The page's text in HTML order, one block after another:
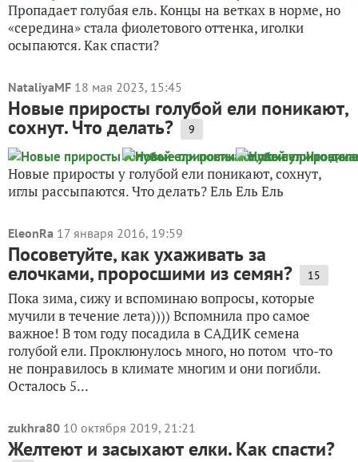
Пропадает голубая ель. Концы на ветках в норме, но
«середина» стала фиолетового оттенка, иголки
осыпаются. Как спасти?
NataliyaMF 18 мая 2023, 15:45
Новые приросты голубой ели поникают,
сохнут. Что делать? 9
Новые приросты у голубой ели поникают, сохнут,
иглы рассыпаются. Что делать? Ель Ель Ель
EleonRa 17 января 2016, 19:59
Посоветуйте, как ухаживать за
елочками, проросшими из семян? 15
Пока зима, сижу и вспоминаю вопросы, которые
мучили в течение лета)))) Вспомнила про самое
важное! В том году посадила в САДИК семена
голубой ели. Проклюнулось много, но потом что-то
не понравилось в климате многим и они погибли.
Осталось 5...
zukhra80 10 октября 2019, 21:21
Желтеют и засыхают елки. Как спасти?